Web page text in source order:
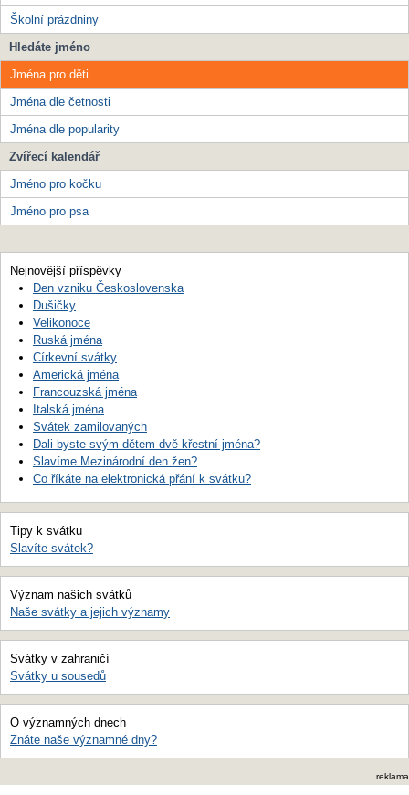
Školní prázdniny
Hledáte jméno
Jména pro děti
Jména dle četnosti
Jména dle popularity
Zvířecí kalendář
Jméno pro kočku
Jméno pro psa
Nejnovější příspěvky
Den vzniku Československa
Dušičky
Velikonoce
Ruská jména
Církevní svátky
Americká jména
Francouzská jména
Italská jména
Svátek zamilovaných
Dali byste svým dětem dvě křestní jména?
Slavíme Mezinárodní den žen?
Co říkáte na elektronická přání k svátku?
Tipy k svátku
Slavíte svátek?
Význam našich svátků
Naše svátky a jejich významy
Svátky v zahraničí
Svátky u sousedů
O významných dnech
Znáte naše významné dny?
reklama